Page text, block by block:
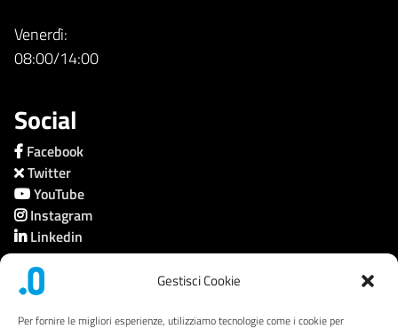
Gestisci Cookie
Per fornire le migliori esperienze, utilizziamo tecnologie come i cookie per
Venerdì:
08:00/14:00
Social
Facebook
Twitter
YouTube
Instagram
Linkedin
Società trasparente